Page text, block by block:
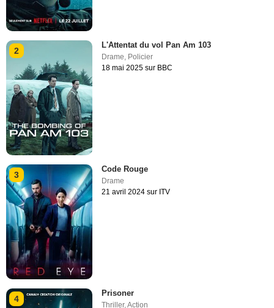
2
L'Attentat du vol Pan Am 103
Drame Policier
18 mai 2025 sur BBC
3
Code Rouge
Drame
21 avril 2024 sur ITV
4
Prisoner
Thriller,Action